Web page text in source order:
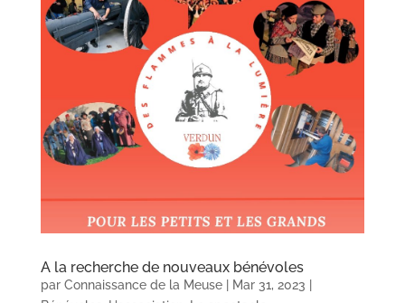
A la recherche de nouveaux bénévoles
par Connaissance de la Meuse| Mar 31, 2023